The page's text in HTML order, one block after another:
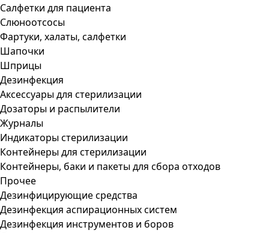
Салфетки для пациента
Слюноотсосы
Фартуки, халаты, салфетки
Шапочки
Шприцы
Дезинфекция
Аксессуары для стерилизации
Дозаторы и распылители
Журналы
Индикаторы стерилизации
Контейнеры для стерилизации
Контейнеры, баки и пакеты для сбора отходов
Прочее
Дезинфицирующие средства
Дезинфекция аспирационных систем
Дезинфекция инструментов и боров